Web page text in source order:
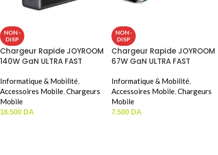
NON -
DISP
Chargeur Rapide JOYROOM
140W GaN ULTRA FAST
240W (JR-TCG05EU)
Informatique & Mobilité,
Accessoires Mobile,Chargeurs
Mobile
16.500 DA
NON -
DISP
Chargeur Rapide JOYROOM
67W GaN ULTRA FAST
Informatique & Mobilité,
Accessoires Mobile,Chargeurs
Mobile
7.500 DA